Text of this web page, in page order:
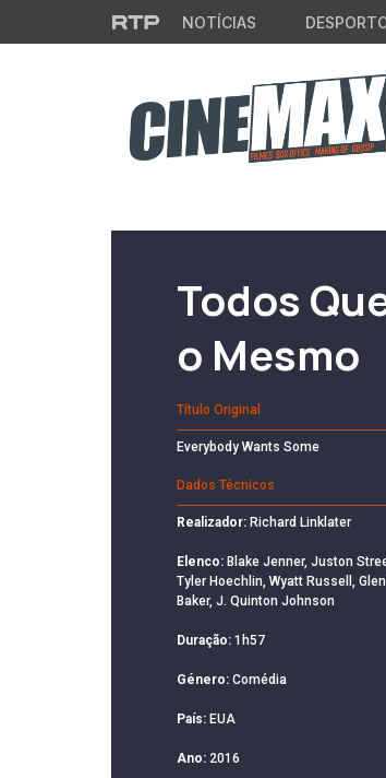
Saltar para o conteúdo principal
NOTÍCIAS
Todos
o Mesmo
Título Original
Everybody Wants Some
Dados Técnicos
Realizador: Richard Linklater
Elenco: Blake Jenner, Juston
Tyler Hoechlin, Wyatt Russell,
Baker, J. Quinton Johnson
Duração: 1h57
Género: Comédia
País: EUA
Ano: 2016